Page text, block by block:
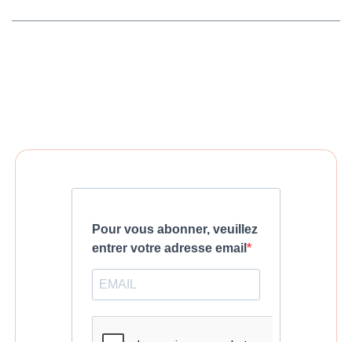
Pour vous abonner, veuillez
entrer votre adresse email